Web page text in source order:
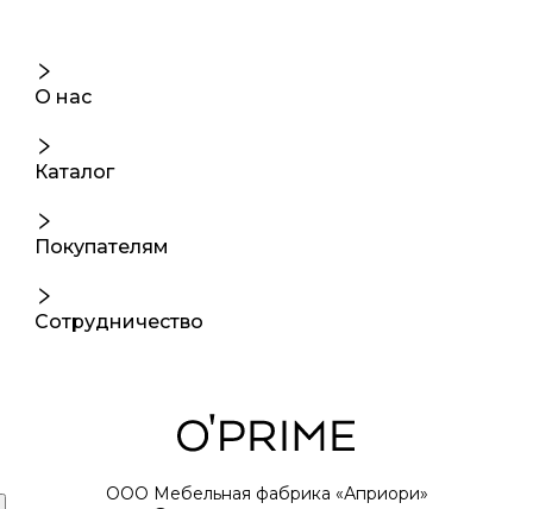
О нас
Каталог
Покупателям
Сотрудничество
ООО Мебельная фабрика «Априори»